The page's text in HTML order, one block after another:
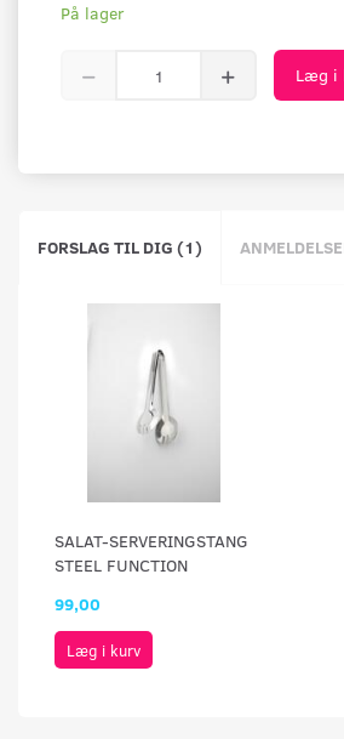
På lager
Læg i
FORSLAG TIL DIG (1)
SALAT-SERVERINGSTANG
STEEL FUNCTION
99,00
Læg i kurv